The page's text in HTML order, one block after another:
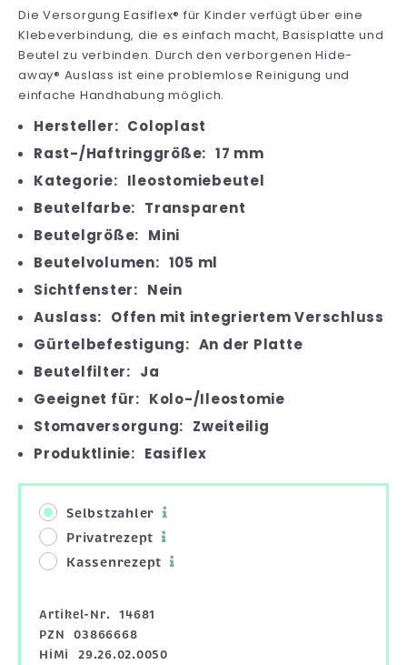
Die Versorgung Easiflex® für Kinder verfügt über eine
Klebeverbindung, die es einfach macht, Basisplatte und
Beutel zu verbinden. Durch den verborgenen Hide-
away® Auslass ist eine problemlose Reinigung und
einfache Handhabung möglich.
Hersteller: Coloplast
Rast-/Haftringgröße: 17 mm
Kategorie: Ileostomiebeutel
Beutelfarbe: Transparent
Beutelgröße: Mini
Beutelvolumen: 105 ml
Sichtfenster: Nein
Auslass: Offen mit integriertem Verschluss
Gürtelbefestigung: An der Platte
Beutelfilter: Ja
Geeignet für: Kolo-/Ileostomie
Stomaversorgung: Zweiteilig
Produktlinie: Easiflex
Selbstzahler
Privatrezept
Kassenrezept
Artikel-Nr.
14681
PZN
03866668
HiMi
29.26.02.0050